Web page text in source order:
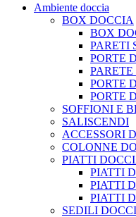
Ambiente doccia
BOX DOCCIA
BOX
PARETI
PORTE
PARETE
PORTE
PORTE
SOFFIONI E
SALISCENDI
ACCESSORI
COLONNE
PIATTI
PIATTI
PIATTI
PIATTI
SEDILI